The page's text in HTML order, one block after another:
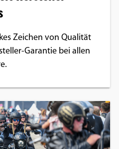
Zeichen von Qualität
Garantie bei allen